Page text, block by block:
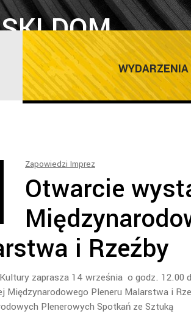
WYDARZENIA
DOM
Zapowiedzi Imprez
Otwarcie
i Rzeźby
zaprasza 14 września o godz.
Międzynarodowego Pleneru Malarstwa i
Plenerowych Spotkań ze Sztuką